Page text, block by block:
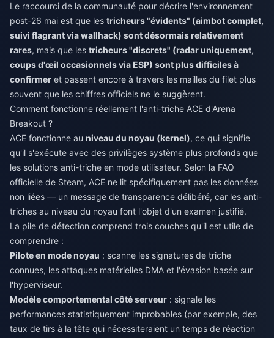
Le raccourci de la communauté pour décrire l'environnement
post-26 mai est que les tricheurs "évidents" (aimbot complet,
suivi flagrant via wallhack) sont désormais relativement
rares, mais que les tricheurs "discrets" (radar uniquement,
coups d'œil occasionnels via ESP) sont plus difficiles à
confirmer et passent encore à travers les mailles du filet plus
souvent que les chiffres officiels ne le suggèrent.
Comment fonctionne réellement l'anti-triche ACE d'Arena
Breakout ?
ACE fonctionne au niveau du noyau (kernel), ce qui signifie
qu'il s'exécute avec des privilèges système plus profonds que
les solutions anti-triche en mode utilisateur. Selon la FAQ
officielle de Steam, ACE ne lit spécifiquement pas les données
non liées — un message de transparence délibéré, car les anti-
triches au niveau du noyau font l'objet d'un examen justifié.
La pile de détection comprend trois couches qu'il est utile de
comprendre :
Pilote en mode noyau : scanne les signatures de triche
connues, les attaques matérielles DMA et l'évasion basée sur
l'hyperviseur.
Modèle comportemental côté serveur : signale les
performances statistiquement improbables (par exemple, des
taux de tirs à la tête qui nécessiteraient un temps de réaction